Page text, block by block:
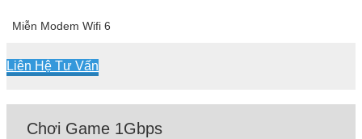
Miễn Modem Wifi 6
Liên Hệ Tư Vấn
Chơi Game 1Gbps